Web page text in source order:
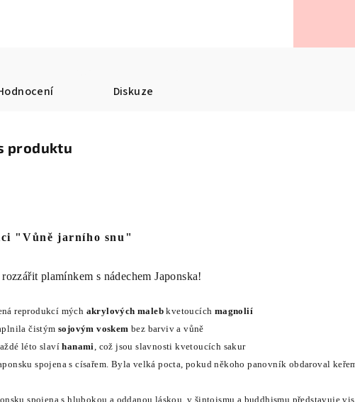
Diskuze
produktu
"Vůně jarního snu"
plamínkem s nádechem Japonska!
reprodukcí mých akrylových malebkvetoucích magnolií
čistým sojovým voskem bez barviv a vůně
léto slavíhanami, což jsou slavnosti kvetoucích sakur
spojena s císařem. Byla velká pocta, pokud někoho panovník obdaroval
spojena s hlubokou a oddanou láskou, v šintoismu a buddhismu představuje